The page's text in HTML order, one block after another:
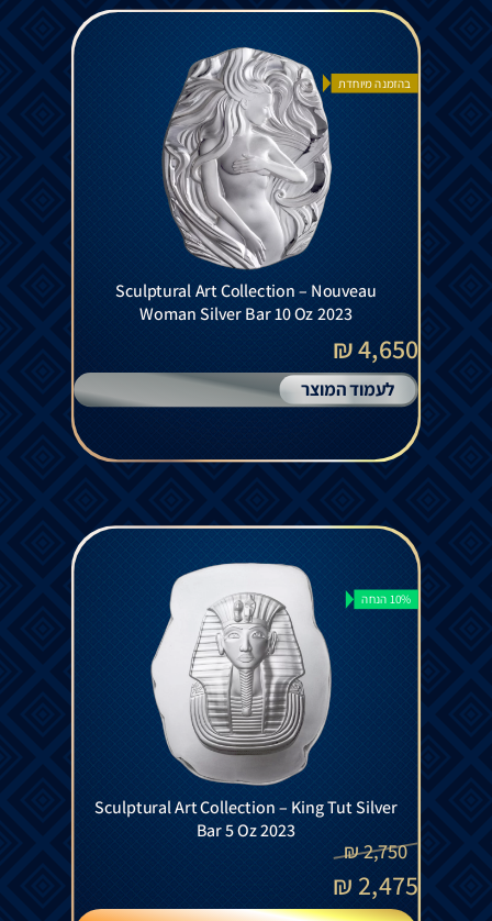
בהזמנה מיוחדת
Sculptural Art Collection – Nouveau
Woman Silver Bar 10 Oz 2023
4,650 ₪
לעמוד המוצר
10% הנחה
Sculptural Art Collection – King Tut Silver
Bar 5 Oz 2023
2,750
₪
2,475
₪